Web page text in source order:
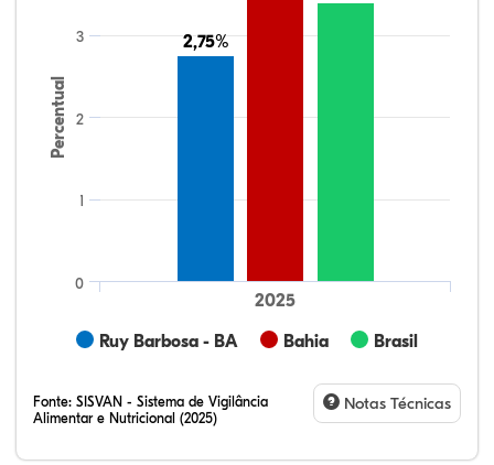
Percentual
2,75%
2,75%
Ruy Barbosa - BA Bahia Brasil
2025
0
1
2
3
Fonte: SISVAN - Sistema de Vigilância
Alimentar e Nutricional (2025)
Notas Técnicas